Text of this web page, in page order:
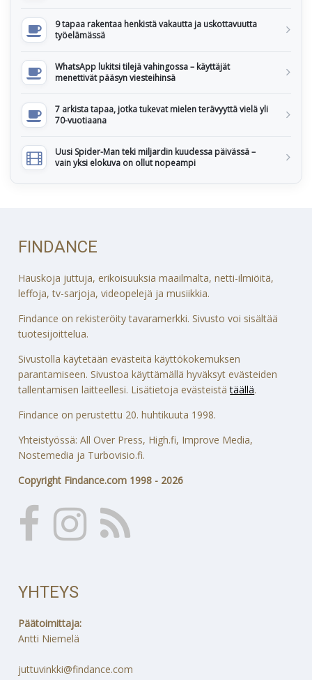
9 tapaa rakentaa henkistä vakautta ja uskottavuutta
työelämässä
WhatsApp lukitsi tilejä vahingossa – käyttäjät
menettivät pääsyn viesteihinsä
7 arkista tapaa, jotka tukevat mielen terävyyttä vielä yli
70-vuotiaana
Uusi Spider-Man teki miljardin kuudessa päivässä –
vain yksi elokuva on ollut nopeampi
FINDANCE
Hauskoja juttuja, erikoisuuksia maailmalta, netti-ilmiöitä,
leffoja, tv-sarjoja, videopelejä ja musiikkia.
Findance on rekisteröity tavaramerkki. Sivusto voi sisältää
tuotesijoittelua.
Sivustolla käytetään evästeitä käyttökokemuksen
parantamiseen. Sivustoa käyttämällä hyväksyt evästeiden
tallentamisen laitteellesi. Lisätietoja evästeistätäällä.
Findance on perustettu 20. huhtikuuta 1998.
Yhteistyössä: All Over Press, High.fi, Improve Media,
Nostemedia ja Turbovisio.fi.
Copyright Findance.com 1998 - 2026
YHTEYS
Päätoimittaja:
Antti Niemelä
juttuvinkki@findance.com